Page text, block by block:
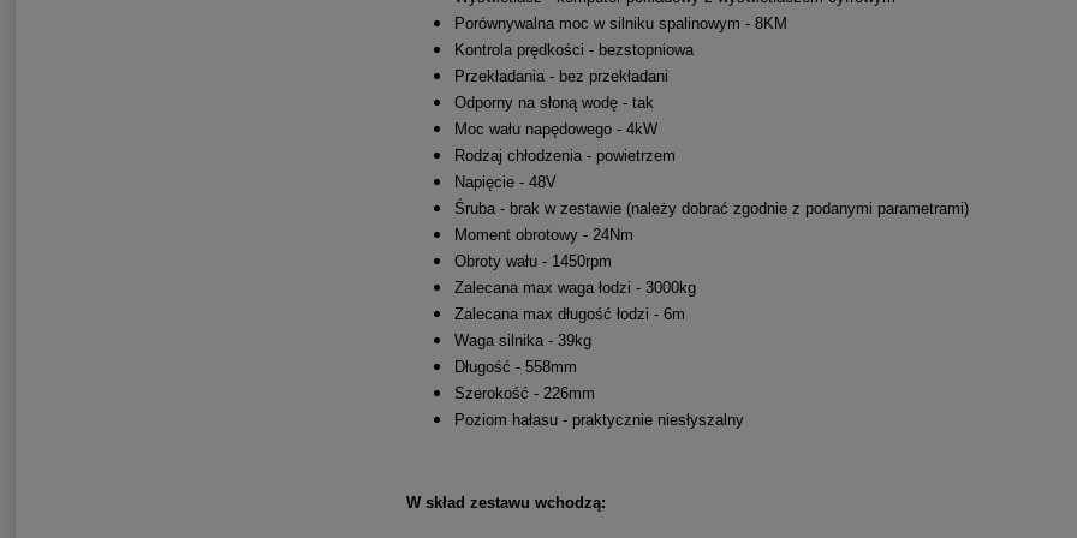
Porównywalna moc w silniku spalinowym - 8KM
Kontrola prędkości - bezstopniowa
Przekładania - bez przekładani
Odporny na słoną wodę - tak
Moc wału napędowego - 4kW
Rodzaj chłodzenia - powietrzem
Napięcie - 48V
Śruba - brak w zestawie (należy dobrać zgodnie z podanymi parametrami)
Moment obrotowy - 24Nm
Obroty wału - 1450rpm
Zalecana max waga łodzi - 3000kg
Zalecana max długość łodzi - 6m
Waga silnika - 39kg
Długość - 558mm
Szerokość - 226mm
Poziom hałasu - praktycznie niesłyszalny
W skład zestawu wchodzą: